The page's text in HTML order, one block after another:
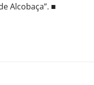
Alcobaça”. ■